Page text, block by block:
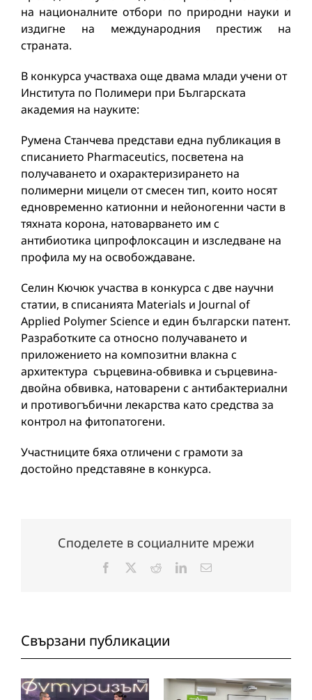
на националните отбори по природни науки и
издигне на международния престиж на
страната.
В конкурса участваха още двама млади учени от
Института по Полимери при Българската
академия на науките:
Румена Станчева представи една публикация в
списанието Pharmaceutics, посветена на
получаването и охарактеризирането на
полимерни мицели от смесен тип, които носят
едновременно катионни и нейоногенни части в
тяхната корона, натоварването им с
антибиотика ципрофлоксацин и изследване на
профила му на освобождаване.
Селин Кючюк участва в конкурса с две научни
статии, в списанията Materials и Journal of
Applied Polymer Science и един български патент.
Разработките са относно получаването и
приложението на композитни влакна с
архитектура сърцевина-обвивка и сърцевина-
двойна обвивка, натоварени с антибактериални
и противогъбични лекарства като средства за
контрол на фитопатогени.
Участниците бяха отличени с грамоти за
достойно представяне в конкурса.
Споделете в социалните мрежи
Facebook RedditLinkedInЕлектронна
Свързани публикации